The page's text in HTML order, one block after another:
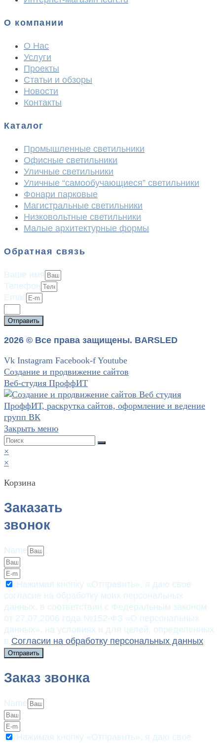
О компании
О Нас
Услуги
Проекты
Статьи и обзоры
Новости
Контакты
Каталог
Промышленные светильники
Офисные светильники
Уличные светильники
Уличные “самообучающиеся” светильники
Фонари парковые
Магистральные светильники
Низковольтные светильники
Малые архитектурные формы
Обратная связь
Ваше имя
Телефон
Email
Отправить
2026 © Все права защищены. BARSLED
Vk Instagram Facebook-f Youtube
Создание и продвижение сайтов
Веб-студия ПроффИТ
Закрыть меню
×
×
Корзина
Заказать
звонок
Name
Нажимая кнопку «Отправить», я даю свое
согласие на обработку моих персональных
данных, в соответствии с Федеральным законом
от 27.07.2006 года №152-ФЗ «О персональных
данных», на условиях и для целей, определенных
в Согласии на обработку персональных данных
Отправить
Заказ звонка
Name
Нажимая кнопку «Отправить», я даю свое